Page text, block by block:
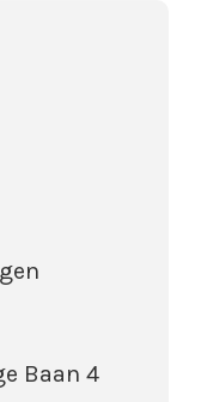
Baan 4